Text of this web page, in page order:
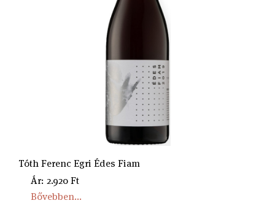
Tóth Ferenc Egri Édes Fiam
Ár: 2.920 Ft
Bővebben...